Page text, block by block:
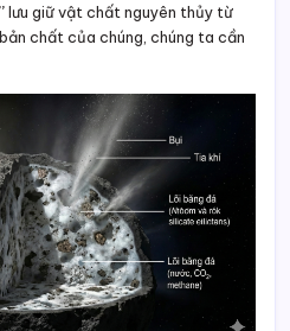
lưu giữ vật chất nguyên thủy từ
chất của chúng, chúng ta cần